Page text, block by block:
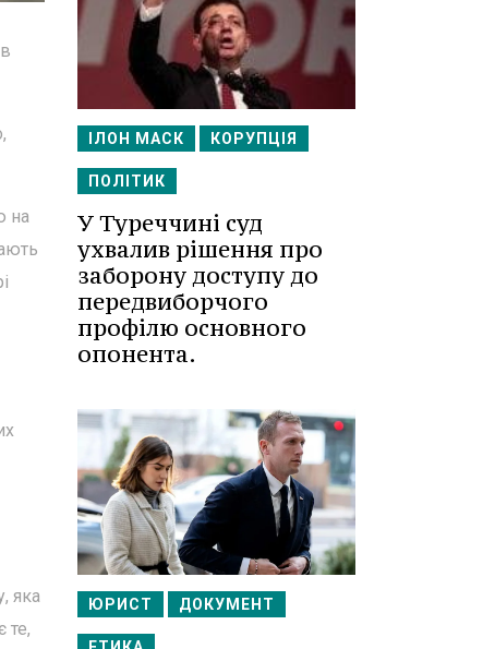
на
яка
те,
ІЛОН МАСК КОРУПЦІЯ
ПОЛІТИК
У Туреччині суд
ухвалив рішення про
заборону доступу до
передвиборчого
профілю основного
опонента.
ЮРИСТ ДОКУМЕНТ